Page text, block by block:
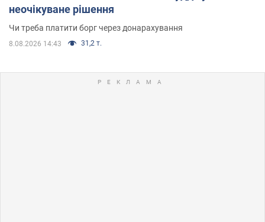
неочікуване рішення
Чи треба платити борг через донарахування
8.08.2026 14:43 31,2 т.